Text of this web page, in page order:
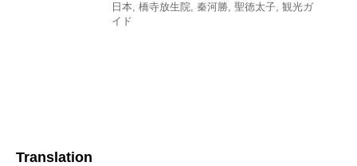
日本, 橋寺放生院, 秦河勝, 聖徳太子, 観光ガ
イド
Translation